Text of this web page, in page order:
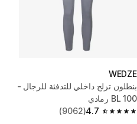
WEDZE
بنطلون تزلج داخلي للتدفئة للرجال -
BL 100 رمادي
4.7
4.7 out of 5 stars from 9062 reviews
(9062)